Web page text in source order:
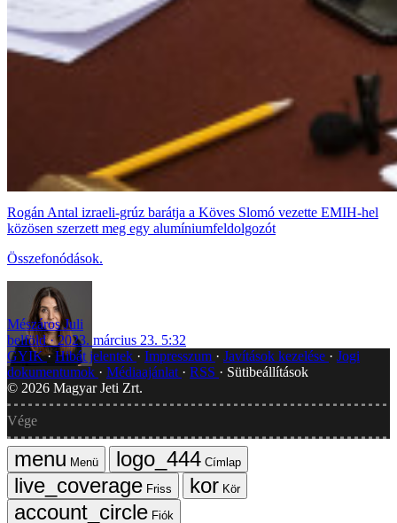
Rogán Antal izraeli-grúz barátja a Köves Slomó vezette EMIH-hel
közösen szerzett meg egy alumíniumfeldolgozót
Összefonódások.
Mészáros Juli
belföld
2023. március 23. 5:32
GYIK Hibát jelentek Impresszum Javítások kezelése
Jogi
dokumentumok
Médiaajánlat RSS
Sütibeállítások
© 2026 Magyar Jeti Zrt.
Vége
Menü
Címlap
Friss
Kör
Fiók